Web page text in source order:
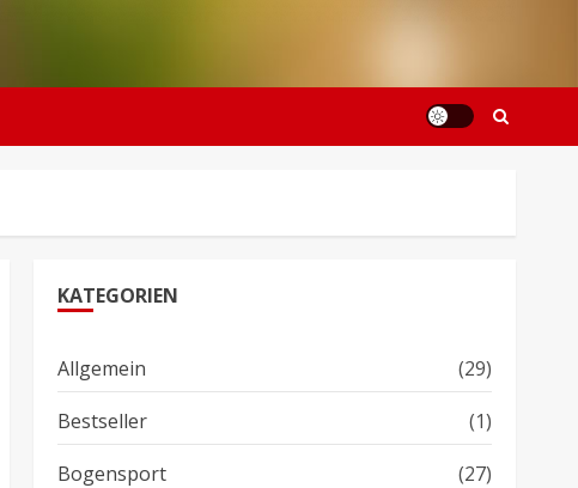
KATEGORIEN
Allgemein
(29)
Bestseller
(1)
Bogensport
(27)